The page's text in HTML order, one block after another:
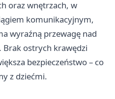
oraz wnętrzach, w
komunikacyjnym,
wyraźną przewagę nad
ostrych krawędzi
bezpieczeństwo – co
z dziećmi.